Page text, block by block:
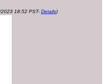
18:52 PST- Details)